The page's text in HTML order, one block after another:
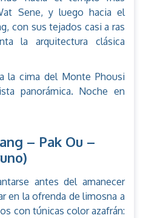
Sene, y luego hacia el
con sus tejados casi a ras
la arquitectura clásica
la cima del Monte Phousi
panorámica. Noche en
– Pak Ou –
antes del amanecer
en la ofrenda de limosna a
con túnicas color azafrán: